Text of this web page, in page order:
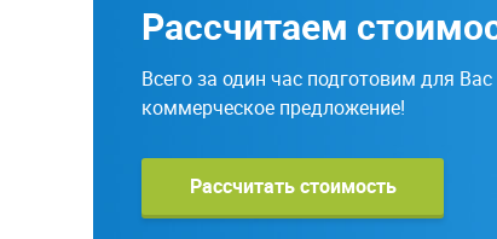
Рассчитаем
Всего за один час подготовим для
коммерческое предложение!
Рассчитать стоимость